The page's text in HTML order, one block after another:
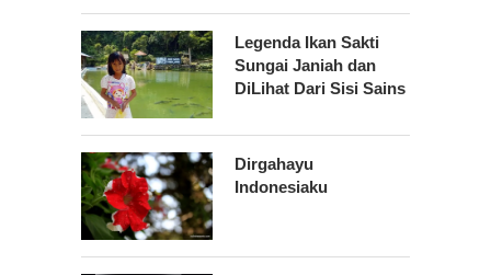
Legenda Ikan Sakti
Sungai Janiah dan
DiLihat Dari Sisi Sains
Dirgahayu
Indonesiaku